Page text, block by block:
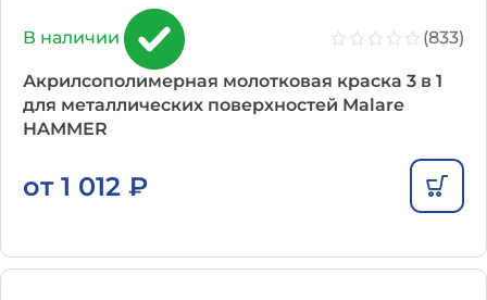
В наличии (833)
Акрилсополимерная молотковая краска 3 в 1
для металлических поверхностей Malare
HAMMER
от 1 012 ₽